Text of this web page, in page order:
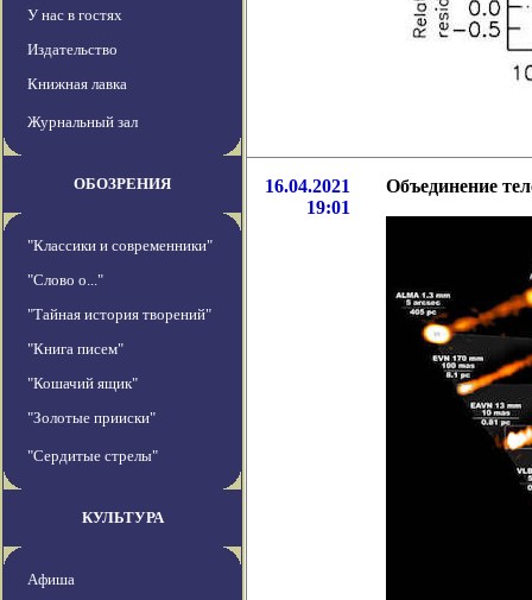
У нас в гостях
Издательство
Книжная лавка
Журнальный зал
ОБОЗРЕНИЯ
"Классики и современники"
"Слово о..."
"Тайная история творений"
"Книга писем"
"Кошачий ящик"
"Золотые прииски"
"Сердитые стрелы"
КУЛЬТУРА
Афиша
16.04.2021
19:01
Объединение